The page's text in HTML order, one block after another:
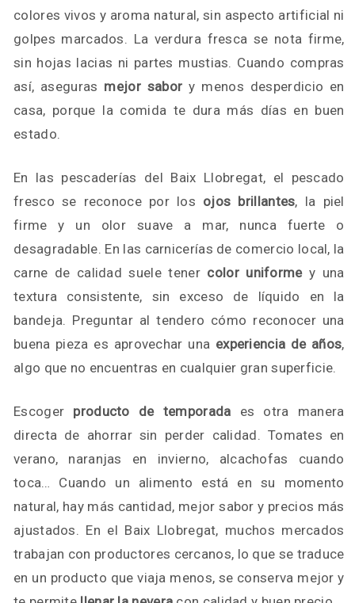
colores vivos y aroma natural, sin aspecto artificial ni
golpes marcados. La verdura fresca se nota firme,
sin hojas lacias ni partes mustias. Cuando compras
así, aseguras mejor sabor y menos desperdicio en
casa, porque la comida te dura más días en buen
estado.
En las pescaderías del Baix Llobregat, el pescado
fresco se reconoce por los ojos brillantes, la piel
firme y un olor suave a mar, nunca fuerte o
desagradable. En las carnicerías de comercio local, la
carne de calidad suele tener color uniformey una
textura consistente, sin exceso de líquido en la
bandeja. Preguntar al tendero cómo reconocer una
buena pieza es aprovechar una experiencia de años,
algo que no encuentras en cualquier gran superficie.
Escoger producto de temporada es otra manera
directa de ahorrar sin perder calidad. Tomates en
verano, naranjas en invierno, alcachofas cuando
toca… Cuando un alimento está en su momento
natural, hay más cantidad, mejor sabor y precios más
ajustados. En el Baix Llobregat, muchos mercados
trabajan con productores cercanos, lo que se traduce
en un producto que viaja menos, se conserva mejor y